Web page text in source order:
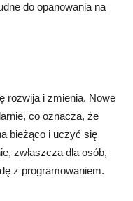
do opanowania na
rozwija i zmienia. Nowe
co oznacza, że
bieżąco i uczyć się
zwłaszcza dla osób,
z programowaniem.